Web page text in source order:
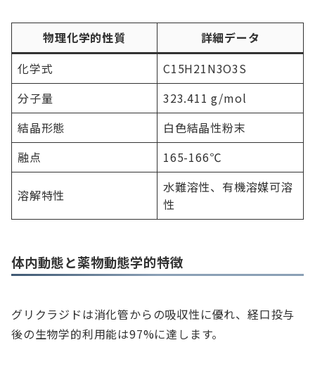
物理化学的性質
詳細データ
化学式
C15H21N3O3S
分子量
323.411 g/mol
結晶形態
白色結晶性粉末
融点
165-166℃
溶解特性
水難溶性、有機溶媒可溶
性
体内動態と薬物動態学的特徴
グリクラジドは消化管からの吸収性に優れ、経口投与
後の生物学的利用能は97%に達します。